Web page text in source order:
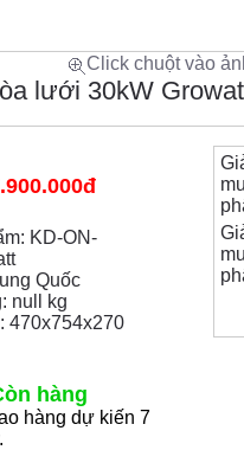
Click chuột vào
lưới 30kW
KD-ON-
Quốc
null kg
470x754x270
hàng
hàng dự kiến 7